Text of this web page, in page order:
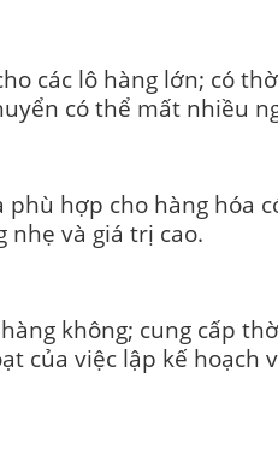
các lô hàng lớn; có
có thể mất nhiều
hợp cho hàng hóa
và giá trị cao.
không; cung cấp
của việc lập kế hoạch